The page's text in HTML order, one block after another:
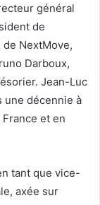
général
de
NextMove,
Darboux,
Jean-Luc
une décennie à
et en
tant que vice-
axée sur